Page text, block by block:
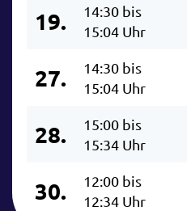
19.
14:30 bis
15:04 Uhr
27.
14:30 bis
15:04 Uhr
28.
15:00 bis
15:34 Uhr
30.
12:00 bis
12:34 Uhr